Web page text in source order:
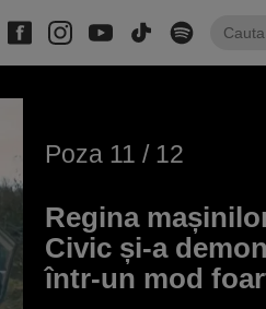
Poza 11 / 12
Regina
Civic și-a
într-un mod